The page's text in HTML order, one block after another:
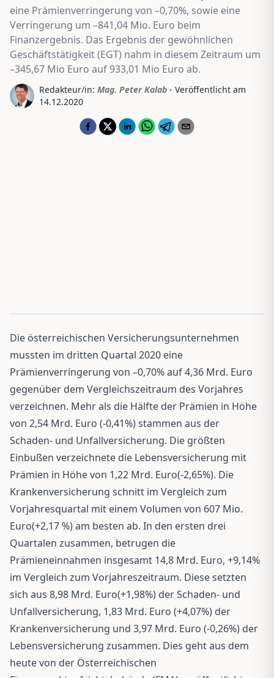
eine Prämienverringerung von –0,70%, sowie eine
Verringerung um –841,04 Mio. Euro beim
Finanzergebnis. Das Ergebnis der gewöhnlichen
Geschäftstätigkeit (EGT) nahm in diesem Zeitraum um
–345,67 Mio Euro auf 933,01 Mio Euro ab.
Redakteur/in: Mag. Peter Kalab - Veröffentlicht am
14.12.2020
Die österreichischen Versicherungsunternehmen
mussten im dritten Quartal 2020 eine
Prämienverringerung von –0,70% auf 4,36 Mrd. Euro
gegenüber dem Vergleichszeitraum des Vorjahres
verzeichnen. Mehr als die Hälfte der Prämien in Höhe
von 2,54 Mrd. Euro (-0,41%) stammen aus der
Schaden- und Unfallversicherung. Die größten
Einbußen verzeichnete die Lebensversicherung mit
Prämien in Höhe von 1,22 Mrd. Euro(-2,65%). Die
Krankenversicherung schnitt im Vergleich zum
Vorjahresquartal mit einem Volumen von 607 Mio.
Euro(+2,17 %) am besten ab. In den ersten drei
Quartalen zusammen, betrugen die
Prämieneinnahmen insgesamt 14,8 Mrd. Euro, +9,14%
im Vergleich zum Vorjahreszeitraum. Diese setzten
sich aus 8,98 Mrd. Euro(+1,98%) der Schaden- und
Unfallversicherung, 1,83 Mrd. Euro (+4,07%) der
Krankenversicherung und 3,97 Mrd. Euro (-0,26%) der
Lebensversicherung zusammen. Dies geht aus dem
heute von der Österreichischen